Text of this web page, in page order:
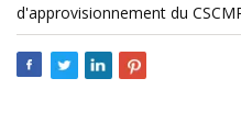
d'approvisionnement du